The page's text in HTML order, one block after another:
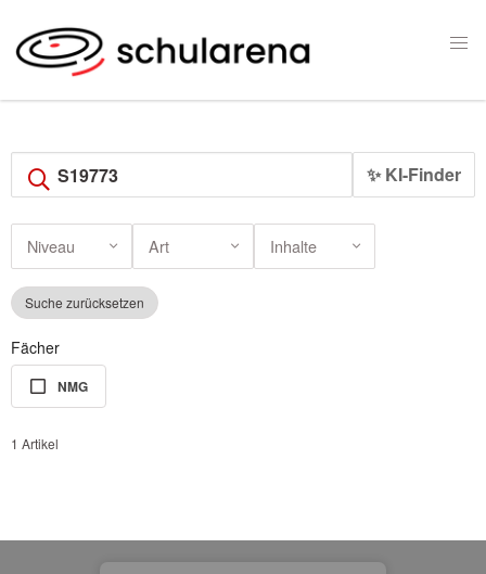
✨ KI-Finder
Niveau Art Inhalte
Suche zurücksetzen
Fächer
NMG
1 Artikel